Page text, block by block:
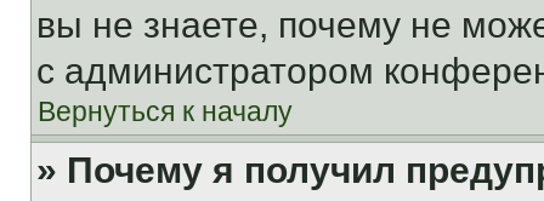
вы не знаете, почему не
с администратором
Вернуться к началу
» Почему я получил